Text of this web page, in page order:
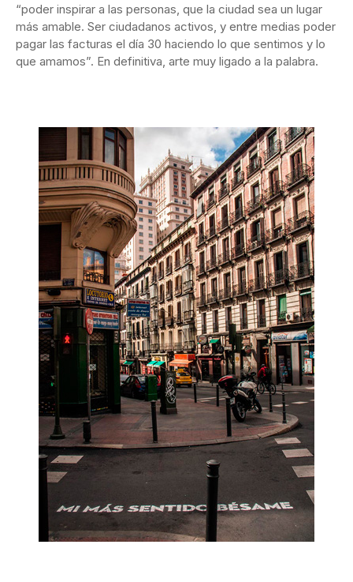
“poder inspirar a las personas, que la ciudad sea un lugar
más amable. Ser ciudadanos activos, y entre medias poder
pagar las facturas el día 30 haciendo lo que sentimos y lo
que amamos”. En definitiva, arte muy ligado a la palabra.